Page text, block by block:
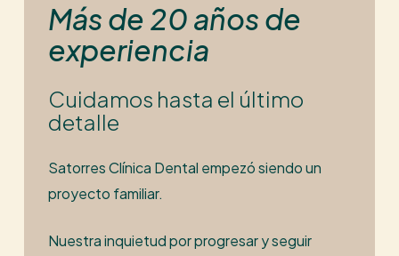
Más de 20 años de
experiencia
Cuidamos hasta el último
detalle
Satorres Clínica Dental empezó siendo un
proyecto familiar.
Nuestra inquietud por progresar y seguir